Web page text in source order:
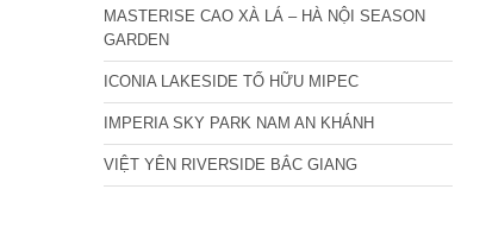
MASTERISE CAO XÀ LÁ – HÀ NỘI SEASON
GARDEN
ICONIA LAKESIDE TỐ HỮU MIPEC
IMPERIA SKY PARK NAM AN KHÁNH
VIỆT YÊN RIVERSIDE BẮC GIANG